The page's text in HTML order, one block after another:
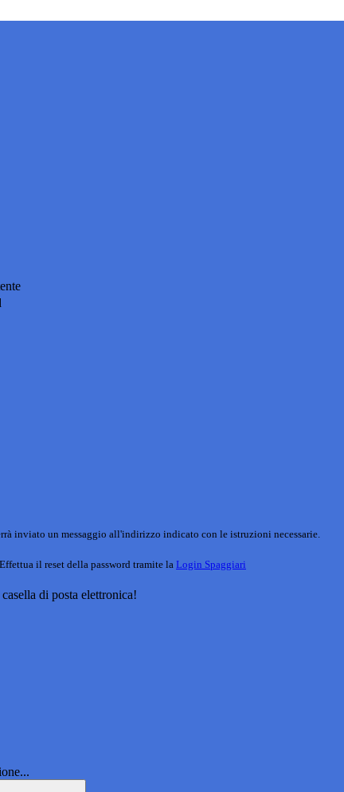
inviato un messaggio all'indirizzo indicato con le istruzioni necessarie.
il reset della password tramite la Login Spaggiari
di posta elettronica!